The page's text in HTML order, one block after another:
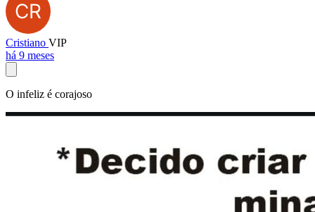
Cristiano VIP
há 9 meses
O infeliz é corajoso